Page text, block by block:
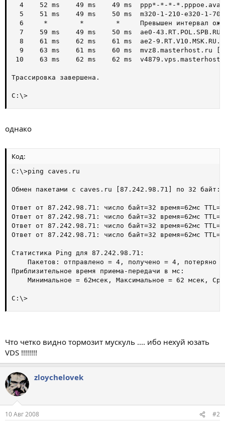
4    52 ms    49 ms    49 ms  ppp*-*-*-
5    51 ms    49 ms    50 ms  m320-1-210-e320-1-
6     *        *        *     Превышен интервал
7    59 ms    49 ms    50 ms  ae0-
8    61 ms    62 ms    61 ms  ae2-
9    63 ms    61 ms    60 ms  mvz8.masterhost.ru
10    63 ms    62 ms    62 ms
Трассировка завершена.
C:\>
однако
Код:
C:\>ping caves.ru
Обмен пакетами с caves.ru [87.242.98.71] по 32 байт:
Ответ от 87.242.98.71: число байт=32 время=62мс
Ответ от 87.242.98.71: число байт=32 время=62мс
Ответ от 87.242.98.71: число байт=32 время=62мс
Ответ от 87.242.98.71: число байт=32 время=62мс
Статистика Ping для 87.242.98.71:
Пакетов: отправлено = 4, получено = 4, потеряно
Приблизительное время приема-передачи в мс:
Минимальное = 62мсек, Максимальное = 62 мсек,
C:\>
Что четко видно тормозит мускуль .... ибо нехуй юзать
VDS !!!!!!!!
zloychelovek
10 Авг 2008 #2